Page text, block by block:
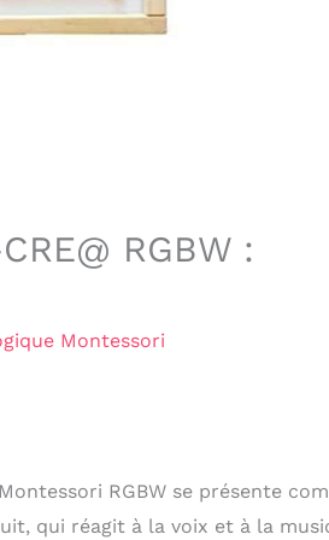
RGBW :
Montessori
RGBW se présente
qui réagit à la voix et à la